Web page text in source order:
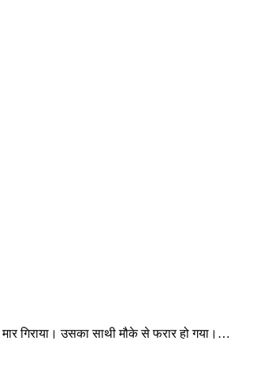
गिराया। उसका साथी मौके से फरार हो गया।…